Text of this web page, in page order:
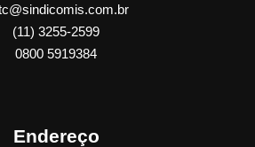
(11) 3255-2599
0800 5919384
Endereço